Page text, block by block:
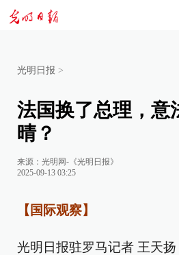
光明日报 >
法国换了总理，意
晴？
来源： 光明网-《光明日报》
2025-09-13 03:25
【国际观察】
光明日报驻罗马记者 王天扬